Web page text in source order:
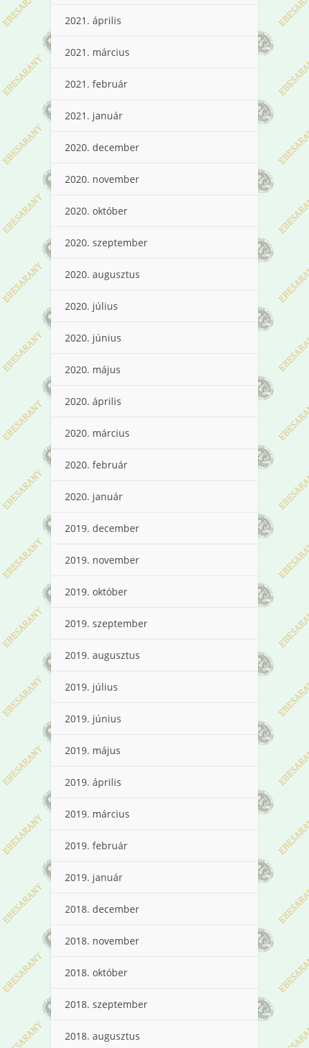
2021. április
2021. március
2021. február
2021. január
2020. december
2020. november
2020. október
2020. szeptember
2020. augusztus
2020. július
2020. június
2020. május
2020. április
2020. március
2020. február
2020. január
2019. december
2019. november
2019. október
2019. szeptember
2019. augusztus
2019. július
2019. június
2019. május
2019. április
2019. március
2019. február
2019. január
2018. december
2018. november
2018. október
2018. szeptember
2018. augusztus